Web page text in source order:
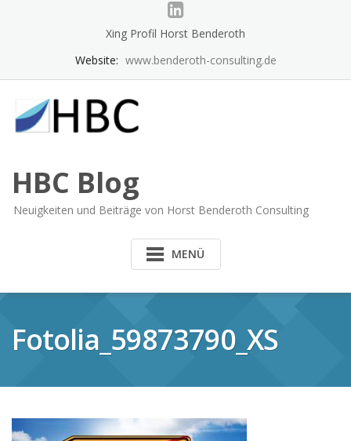
Xing Profil Horst Benderoth
Website: www.benderoth-consulting.de
HBC Blog
Neuigkeiten und Beiträge von Horst Benderoth Consulting
MENÜ
Fotolia_59873790_XS